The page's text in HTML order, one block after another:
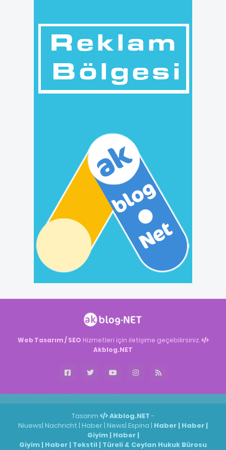
Web Tasarım / SEO Hizmetleri için iletişime geçebilirsiniz.
Akblog.NET
Tasarım Akblog.NET -
Niuews| Nachricht | Haber | News| Espina | Haber | Haber |
Giyim| Haber|
Giyim | Haber | Tekstil | Türeli & Ceylan Hukuk Bürosu